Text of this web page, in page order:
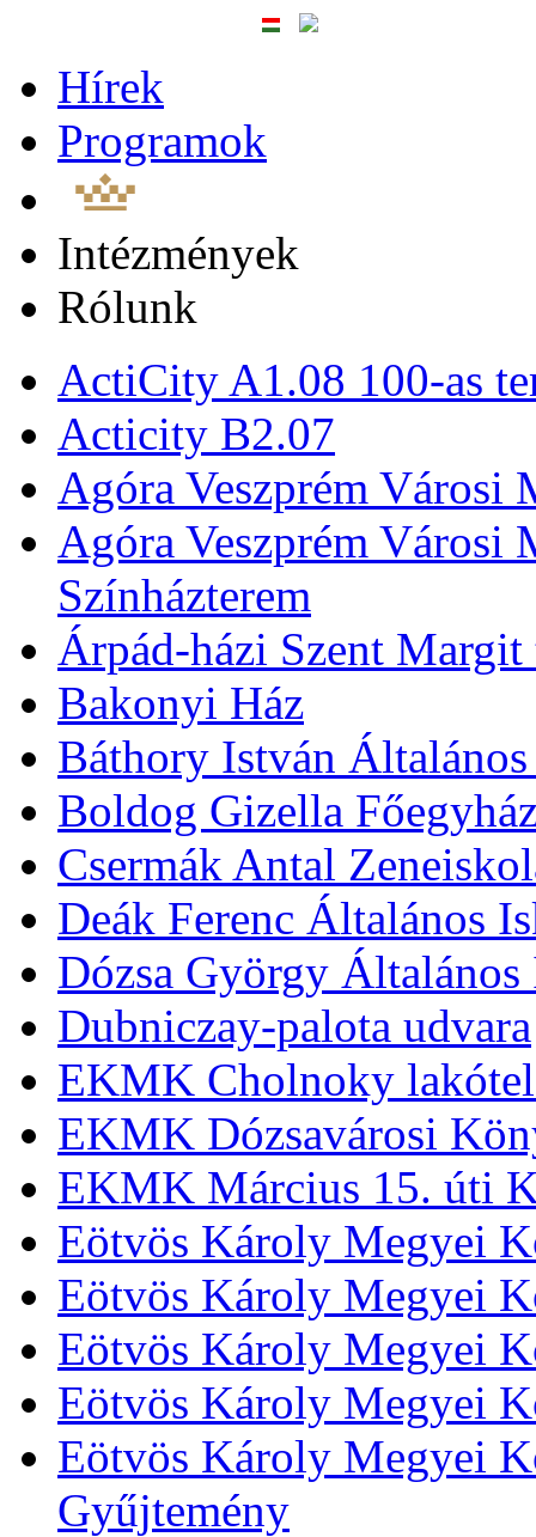
Hírek
Programok
Intézmények
Rólunk
ActiCity A1.08 100-as
Acticity B2.07
Agóra Veszprém Városi
Agóra Veszprém Városi
Színházterem
Árpád-házi Szent
Bakonyi Ház
Báthory István
Boldog Gizella
Csermák Antal
Deák Ferenc Általános
Dózsa György Általános
Dubniczay-palota udvara
EKMK Cholnoky
EKMK Dózsavárosi
EKMK Március 15. úti
Eötvös Károly Megyei
Eötvös Károly Megyei
Eötvös Károly Megyei
Eötvös Károly Megyei
Eötvös Károly Megyei
Gyűjtemény